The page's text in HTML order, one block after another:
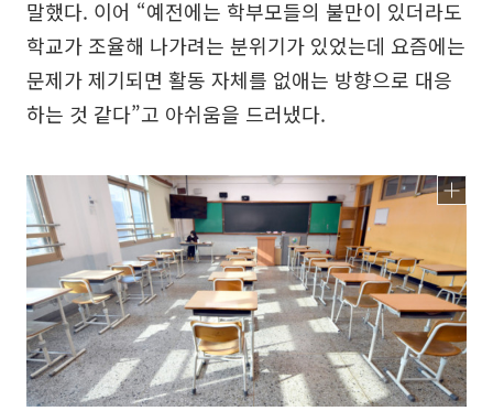
말했다. 이어 “예전에는 학부모들의 불만이 있더라도
학교가 조율해 나가려는 분위기가 있었는데 요즘에는
문제가 제기되면 활동 자체를 없애는 방향으로 대응
하는 것 같다”고 아쉬움을 드러냈다.